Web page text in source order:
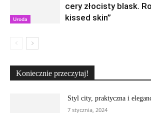
Uroda
cery złocisty blask.
kissed skin”
Koniecznie przeczytaj!
Styl city, praktyczna i
7 stycznia, 2024